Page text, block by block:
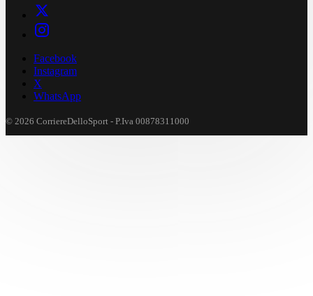
Facebook
Instagram
X
WhatsApp
© 2026 CorriereDelloSport - P.Iva 00878311000